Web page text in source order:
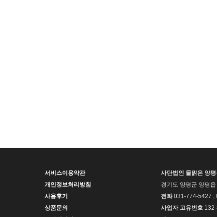
서비스이용약관
개인정보처리방침
사용후기
상품문의
사단법인 물맑은 양
경기도 양평군 양평
전화031-774-5427 ,
사업자 고유번호